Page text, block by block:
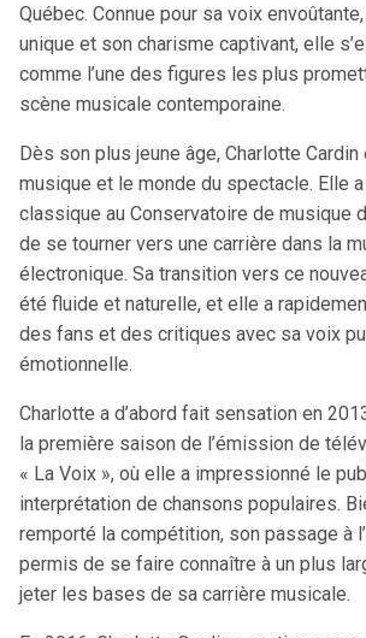
Québec. Connue pour sa voix
unique et son charisme captivant, elle
comme l’une des figures les plus
scène musicale contemporaine.
Dès son plus jeune âge, Charlotte
musique et le monde du spectacle. Elle
classique au Conservatoire de musique
de se tourner vers une carrière dans la
électronique. Sa transition vers ce
été fluide et naturelle, et elle a
des fans et des critiques avec sa voix
émotionnelle.
Charlotte a d’abord fait sensation en
la première saison de l’émission de
« La Voix », où elle a impressionné le
interprétation de chansons populaires.
remporté la compétition, son passage à
permis de se faire connaître à un plus
jeter les bases de sa carrière musicale.